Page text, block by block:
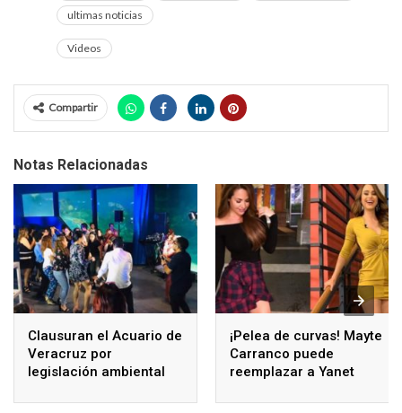
ultimas noticias
Videos
Compartir
Notas Relacionadas
Clausuran el Acuario de
Veracruz por
legislación ambiental
¡Pelea de curvas! Mayte
Carranco puede
reemplazar a Yanet